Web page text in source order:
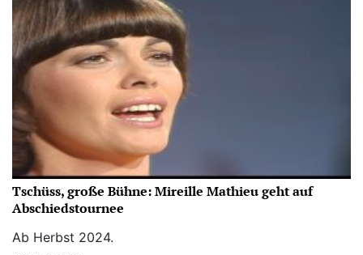
Tschüss, große Bühne: Mireille Mathieu geht auf
Abschiedstournee
Ab Herbst 2024.